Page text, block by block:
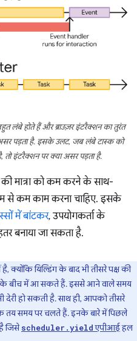
लंबे होते हैं और ब्राउज़र इंटरैक्शन का तुरंत
असर पड़ता है. इसके उलट, जब लंबे टास्क को
तो इंटरैक्शन पर क्या असर पड़ता है.
मात्रा को कम करने के साथ-
से कम काम करना चाहिए. इसके
में बांटकर, उपयोगकर्ता के
बनाया जा सकता है.
है, क्योंकि यिल्डिंग के बाद भी तीसरे पक्ष की
बीच में आ सकते हैं. इससे आने वाले समय
हो सकती है. साथ ही, आपको तीसरे
तय समय पर चलते हैं. इनके बारे में पिछले
जिसेscheduler.yieldएपीआईहल